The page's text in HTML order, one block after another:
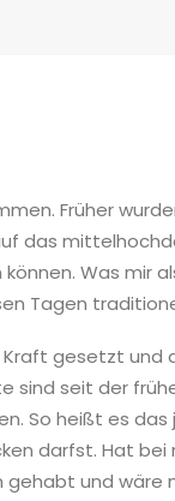
Früher
das
Was mir
Tagen
gesetzt
sind seit der
So heißt es
darfst. Hat
und